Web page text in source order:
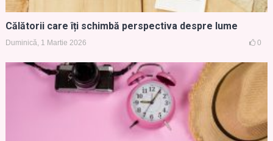
Călătorii care îți schimbă perspectiva despre lume
Duminică, 1 Martie 2026 0